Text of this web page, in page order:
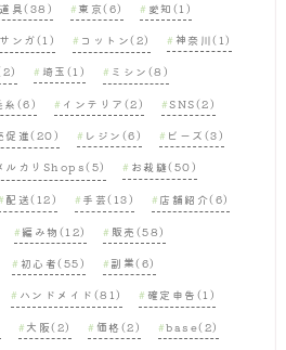
道具(38) 東京(6) 愛知(1)
ンガ(1) コットン(2) 神奈川(1)
埼玉(1) ミシン(8)
糸(6) インテリア(2) SNS(2)
促進(20) レジン(6) ビーズ(3)
ルカリShops(5) お裁縫(50)
配送(12) 手芸(13) 店舗紹介(6)
編み物(12) 販売(58)
初心者(55) 副業(6)
ハンドメイド(81) 確定申告(1)
大阪(2) 価格(2) base(2)